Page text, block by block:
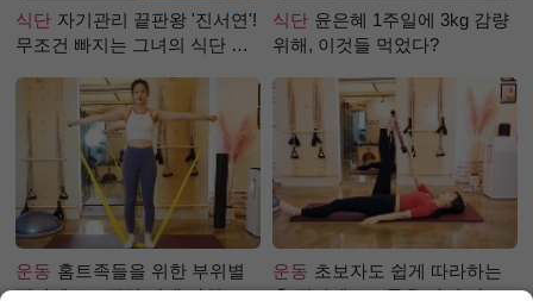
식단 자기관리 끝판왕 '진서연'!
무조건 빠지는 그녀의 식단 정
식단 윤은혜 1주일에 3kg 감량
위해, 이것들 먹었다?
운동 홈트족들을 위한 부위별
필라테스 – 직각 어깨 라인 만
운동 초보자도 쉽게 따라하는
홈 필라테스 – 곧은 다리 라인